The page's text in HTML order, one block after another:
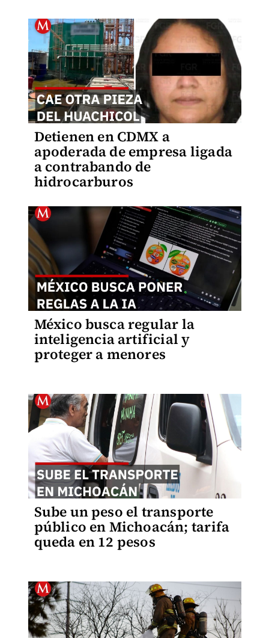
Detienen en CDMX a
apoderada de empresa ligada
a contrabando de
hidrocarburos
México busca regular la
inteligencia artificial y
proteger a menores
Sube un peso el transporte
público en Michoacán; tarifa
queda en 12 pesos